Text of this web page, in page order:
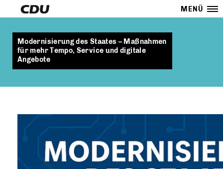
MENÜ
Modernisierung des Staates – Maßnahmen
für mehr Tempo, Service und digitale
Angebote